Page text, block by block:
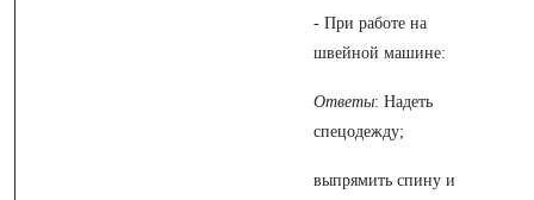
- При работе на
швейной машине:
Ответы: Надеть
спецодежду;
выпрямить спину и